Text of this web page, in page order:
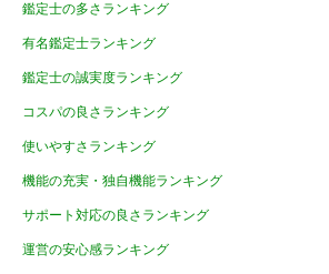
鑑定士の多さランキング
有名鑑定士ランキング
鑑定士の誠実度ランキング
コスパの良さランキング
使いやすさランキング
機能の充実・独自機能ランキング
サポート対応の良さランキング
運営の安心感ランキング